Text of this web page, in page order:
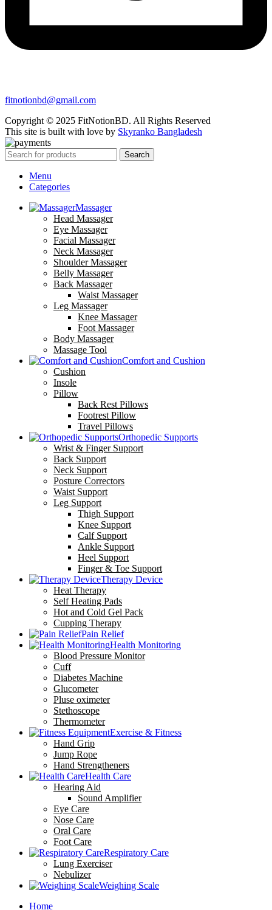
fitnotionbd@gmail.com
Copyright © 2025 FitNotionBD. All Rights Reserved
This site is built with love by Skyranko Bangladesh
Search
Menu
Categories
Massager
Head Massager
Eye Massager
Facial Massager
Neck Massager
Shoulder Massager
Belly Massager
Back Massager
Waist Massager
Leg Massager
Knee Massager
Foot Massager
Body Massager
Massage Tool
Comfort and Cushion
Cushion
Insole
Pillow
Back Rest Pillows
Footrest Pillow
Travel Pillows
Orthopedic Supports
Wrist & Finger Support
Back Support
Neck Support
Posture Correctors
Waist Support
Leg Support
Thigh Support
Knee Support
Calf Support
Ankle Support
Heel Support
Finger & Toe Support
Therapy Device
Heat Therapy
Self Heating Pads
Hot and Cold Gel Pack
Cupping Therapy
Pain Relief
Health Monitoring
Blood Pressure Monitor
Cuff
Diabetes Machine
Glucometer
Pluse oximeter
Stethoscope
Thermometer
Exercise & Fitness
Hand Grip
Jump Rope
Hand Strengtheners
Health Care
Hearing Aid
Sound Amplifier
Eye Care
Nose Care
Oral Care
Foot Care
Respiratory Care
Lung Exerciser
Nebulizer
Weighing Scale
Home